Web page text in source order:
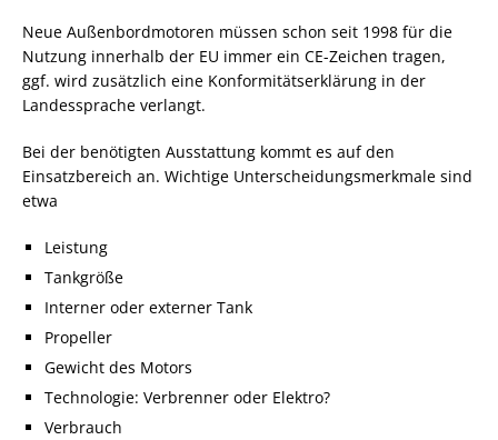
Neue Außenbordmotoren müssen schon seit 1998 für die
Nutzung innerhalb der EU immer ein CE-Zeichen tragen,
ggf. wird zusätzlich eine Konformitätserklärung in der
Landessprache verlangt.
Bei der benötigten Ausstattung kommt es auf den
Einsatzbereich an. Wichtige Unterscheidungsmerkmale sind
etwa
Leistung
Tankgröße
Interner oder externer Tank
Propeller
Gewicht des Motors
Technologie: Verbrenner oder Elektro?
Verbrauch